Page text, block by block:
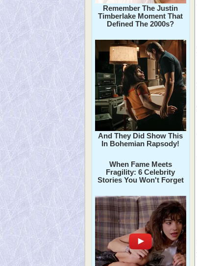
Remember The Justin
Timberlake Moment That
Defined The 2000s?
And They Did Show This
In Bohemian Rapsody!
When Fame Meets
Fragility: 6 Celebrity
Stories You Won't Forget